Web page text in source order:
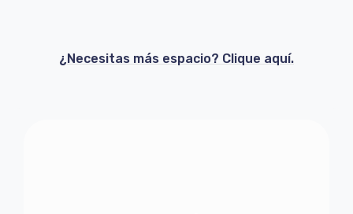
¿Necesitas más espacio? Clique aquí.